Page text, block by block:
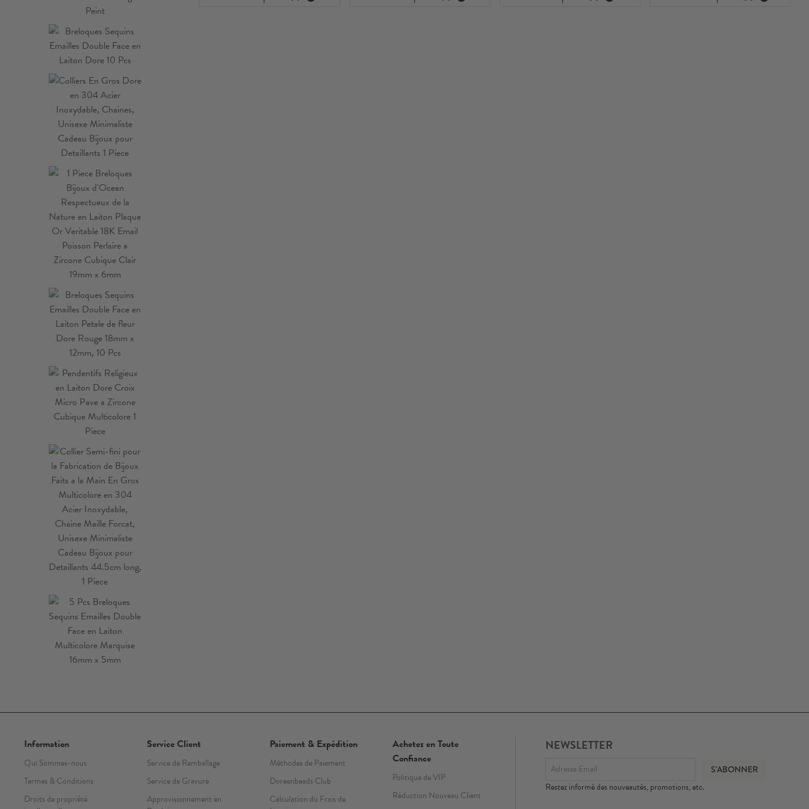
Information
Qui Sommes-nous
Termes & Conditions
Droits de propriété
Service Client
Service de Remballage
Service de Gravure
Approvisionnement en
Paiement & Expédition
Méthodes de Paiement
Doreenbeads Club
Calculation du Frais de
Achetez en Toute
Confiance
Politique de VIP
Réduction Nouveau Client
NEWSLETTER
Restez informé des nouveautés, promotions, etc.